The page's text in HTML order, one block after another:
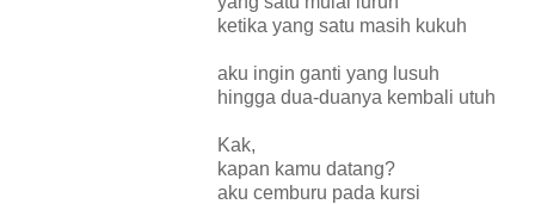
ketika yang satu masih kukuh
aku ingin ganti yang lusuh
hingga dua-duanya kembali utuh
Kak,
kapan kamu datang?
aku cemburu pada kursi